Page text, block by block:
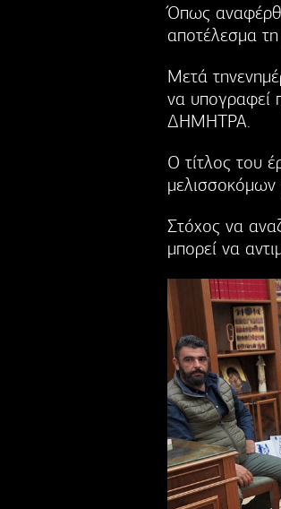
Όπως
αποτέλεσμα
Μετά
να υπογραφεί
ΔΗΜΗΤΡΑ.
Ο τίτλος του
μελισσοκόμων
Στόχος να
μπορεί να